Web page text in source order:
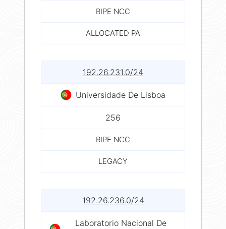
RIPE NCC
ALLOCATED PA
192.26.231.0/24
Universidade De Lisboa
256
RIPE NCC
LEGACY
192.26.236.0/24
Laboratorio Nacional De